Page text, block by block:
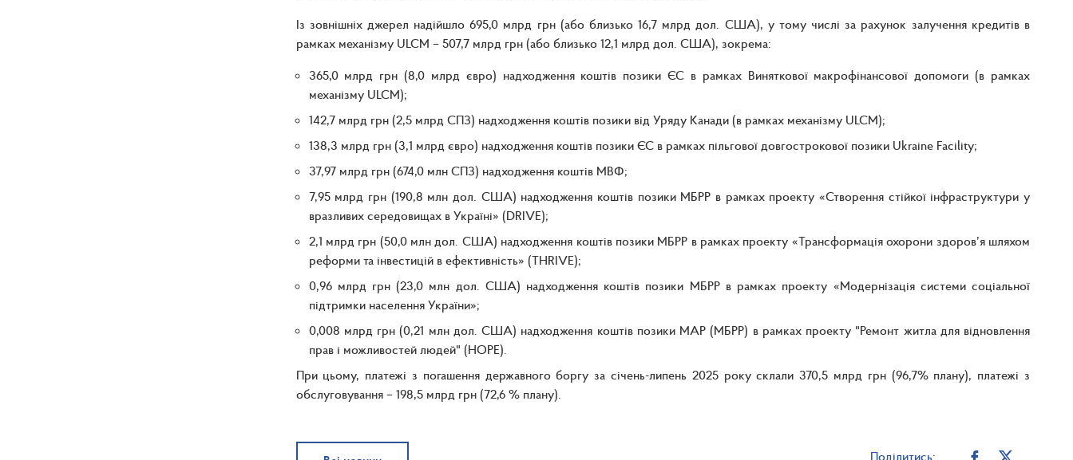
Із зовнішніх джерел надійшло 695,0 млрд грн (або близько 16,7 млрд дол. США), у тому числі за рахунок залучення кредитів в
рамках механізму ULCM – 507,7 млрд грн (або близько 12,1 млрд дол. США), зокрема:
365,0 млрд грн (8,0 млрд євро) надходження коштів позики ЄС в рамках Виняткової макрофінансової допомоги (в рамках
механізму ULCM);
142,7 млрд грн (2,5 млрд СПЗ) надходження коштів позики від Уряду Канади (в рамках механізму ULCM);
138,3 млрд грн (3,1 млрд євро) надходження коштів позики ЄС в рамках пільгової довгострокової позики Ukraine Facility;
37,97 млрд грн (674,0 млн СПЗ) надходження коштів МВФ;
7,95 млрд грн (190,8 млн дол. США) надходження коштів позики МБРР в рамках проекту «Створення стійкої інфраструктури у
вразливих середовищах в Україні» (DRIVE);
2,1 млрд грн (50,0 млн дол. США) надходження коштів позики МБРР в рамках проекту «Трансформація охорони здоров’я шляхом
реформи та інвестицій в ефективність» (THRIVE);
0,96 млрд грн (23,0 млн дол. США) надходження коштів позики МБРР в рамках проекту «Модернізація системи соціальної
підтримки населення України»;
0,008 млрд грн (0,21 млн дол. США) надходження коштів позики МАР (МБРР) в рамках проекту "Ремонт житла для відновлення
прав і можливостей людей" (HOPE).
При цьому, платежі з погашення державного боргу за січень-липень 2025 року склали 370,5 млрд грн (96,7% плану), платежі з
обслуговування – 198,5 млрд грн (72,6 % плану).
Поділитись: